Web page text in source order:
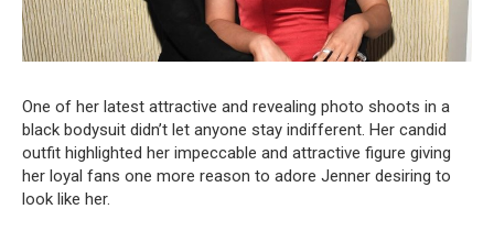
One of her latest attractive and revealing photo shoots in a
black bodysuit didn’t let anyone stay indifferent. Her candid
outfit highlighted her impeccable and attractive figure giving
her loyal fans one more reason to adore Jenner desiring to
look like her.